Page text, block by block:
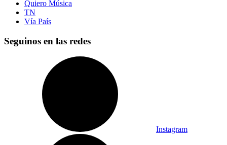
Quiero Música
TN
Vía País
Seguinos en las redes
Instagram